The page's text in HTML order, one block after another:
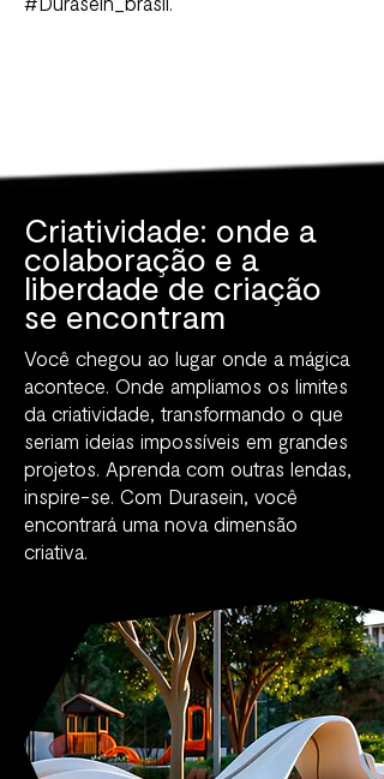
Criatividade: onde a
colaboração e a
liberdade de criação
se encontram
Você chegou ao lugar onde a mágica
acontece. Onde ampliamos os limites
da criatividade, transformando o que
seriam ideias impossíveis em grandes
projetos. Aprenda com outras lendas,
inspire-se. Com Durasein, você
encontrará uma nova dimensão
criativa.